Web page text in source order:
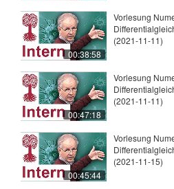
00:38:58
Vorlesung
(2021-11-11)
00:47:18
Vorlesung
(2021-11-11)
00:45:44
Vorlesung
(2021-11-15)